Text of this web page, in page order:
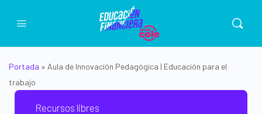
Portada » Aula de Innovación Pedagógica | Educación para el
trabajo
Recursos libres